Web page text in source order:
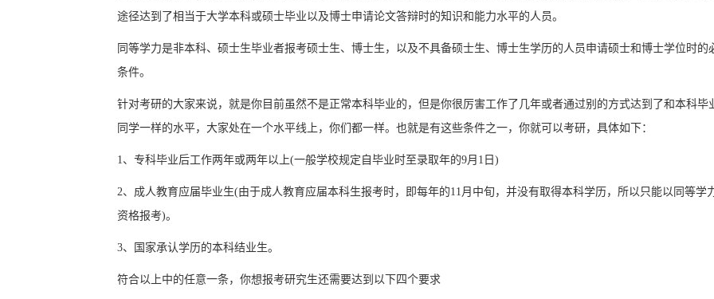
途径达到了相当于大学本科或硕士毕业以及博士申请论文答辩时的知识和能力水平的人员。
同等学力是非本科、硕士生毕业者报考硕士生、博士生，以及不具备硕士生、博士生学历的人员申请硕士和博士学位时的
条件。
针对考研的大家来说，就是你目前虽然不是正常本科毕业的，但是你很厉害工作了几年或者通过别的方式达到了和本科毕
同学一样的水平，大家处在一个水平线上，你们都一样。也就是有这些条件之一，你就可以考研，具体如下：
1、专科毕业后工作两年或两年以上(一般学校规定自毕业时至录取年的9月1日)
2、成人教育应届毕业生(由于成人教育应届本科生报考时，即每年的11月中旬，并没有取得本科学历，所以只能以同等学
资格报考)。
3、国家承认学历的本科结业生。
符合以上中的任意一条，你想报考研究生还需要达到以下四个要求